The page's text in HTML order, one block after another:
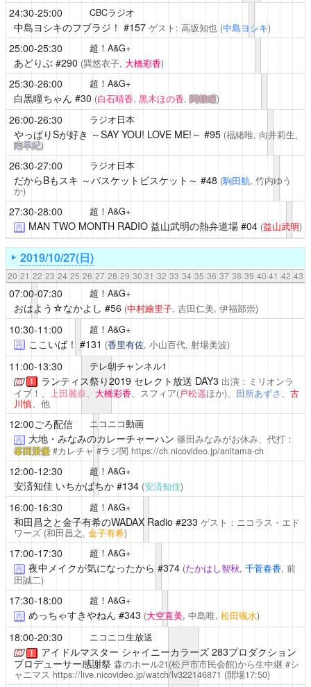
24:30-25:00 CBCラジオ
中島ヨシキのフブラジ！ #157 ゲスト: 高坂知也 (中島ヨシキ)
25:00-25:30 超！A&G+
あどりぶ#290 (巽悠衣子, 大橋彩香)
25:30-26:00 超！A&G+
白黒瞳ちゃん #30 (白石晴香, 黒木ほの香,関根瞳)
26:00-26:30 ラジオ日本
やっぱりSが好き ～SAY YOU! LOVE ME!～ #95 (福緒唯, 向井莉生,
南早紀)
26:30-27:00 ラジオ日本
だからBもスキ ～バスケットビスケット～ #48 (駒田航, 竹内ゆう
か)
27:30-28:00 超！A&G+
再 MAN TWO MONTH RADIO 益山武明の熱弁道場#04 (益山武明)
2019/10/27(日)
20 21 22 23 24 25 26 27 28 29 30 31 32 33 34 35 36 37 38 39 40 41 42 43
07:00-07:30 超！A&G+
おはよう☆なかよし #56 (中村繪里子, 吉田仁美, 伊福部崇)
10:30-11:00 超！A&G+
再 ここいば！ #131 (香里有佐, 小山百代, 射場美波)
11:00-13:30 テレ朝チャンネル1
！ ランティス祭り2019セレクト放送 DAY3 出演：ミリオンラ
イブ！、 上田麗奈、 大橋彩香、スフィア(戸松遥ほか)、 田所あずさ、 古
川慎、他
12:00ごろ配信 ニコニコ動画
再 大地・みなみのカレーチャーハン 篠田みなみがお休み、代打：
峯田茉優#カレチャ #ラジ関 https://ch.nicovideo.jp/anitama-ch
12:00-12:30 超！A&G+
安済知佳 いちかばちか#134 (安済知佳)
16:00-16:30 超！A&G+
和田昌之と金子有希のWADAX Radio#233 ゲスト：ニコラス・エド
ワーズ (和田昌之, 金子有希)
17:00-17:30 超！A&G+
再 夜中メイクが気になったから #374 (たかはし智秋, 千菅春香, 前
田誠二)
17:30-18:00 超！A&G+
再 めっちゃすきやねん #343 (大空直美, 中島唯, 松田颯水)
18:00-20:30 ニコニコ生放送
！
アイドルマスター シャイニーカラーズ 283プロダクション
プロデューサー感謝祭 森のホール21(松戸市市民会館)から生中継 #シ
ャニマス https://live.nicovideo.jp/watch/lv322146871 (開場17:50)